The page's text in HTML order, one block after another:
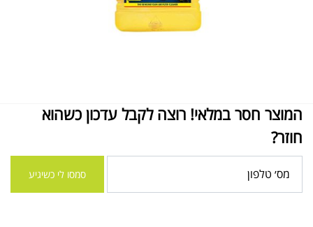
המוצר חסר במלאי! רוצה לקבל עדכון כשהוא
חוזר?
סמסו לי כשיגיע